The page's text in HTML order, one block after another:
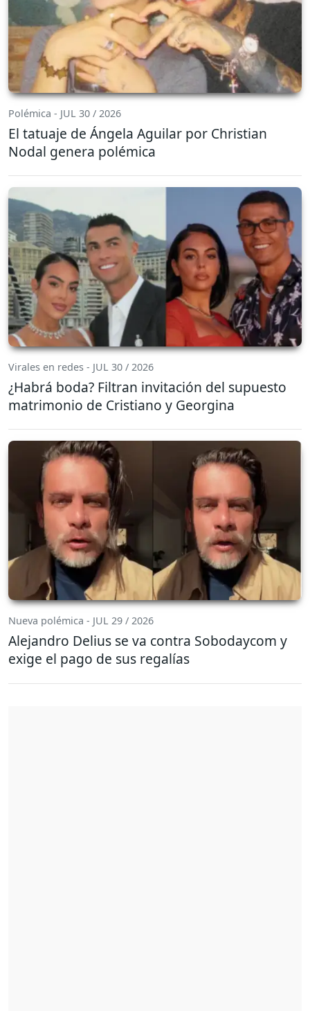
Polémica - JUL 30 / 2026
El tatuaje de Ángela Aguilar por Christian
Nodal genera polémica
Virales en redes - JUL 30 / 2026
¿Habrá boda? Filtran invitación del supuesto
matrimonio de Cristiano y Georgina
Nueva polémica - JUL 29 / 2026
Alejandro Delius se va contra Sobodaycom y
exige el pago de sus regalías